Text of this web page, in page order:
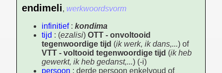
endimeli, werkwoordsvorm
infinitief: kondima
tijd : (ezalisi) OTT - onvoltooid
tegenwoordige tijd (ik werk, ik dans,...) of
VTT - voltooid tegenwoordige tijd (ik heb
gewerkt, ik heb gedanst,...) (-i)
persoon : derde persoon enkelvoud of